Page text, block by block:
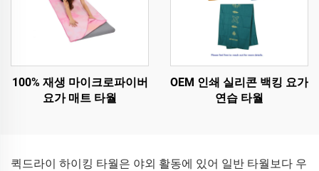
100% 재생 마이크로파이버
요가 매트 타월
OEM 인쇄 실리콘 백킹 요가
연습 타월
퀵드라이 하이킹 타월은 야외 활동에 있어 일반 타월보다 우